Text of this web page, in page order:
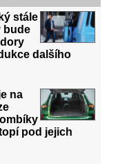
stále
bude
dalšího
na
pod jejich